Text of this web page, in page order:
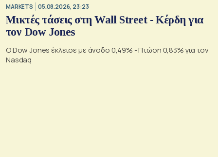
MARKETS 05.08.2026, 23:23
Μικτές τάσεις στη Wall Street - Κέρδη για
τον Dow Jones
Ο Dow Jones έκλεισε με άνοδο 0,49% - Πτώση 0,83% για τον
Nasdaq